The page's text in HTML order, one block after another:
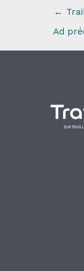
←
Ad